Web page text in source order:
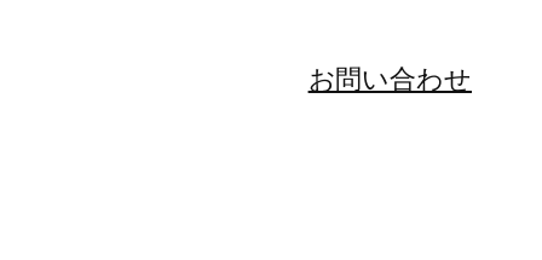
お問い合わせ